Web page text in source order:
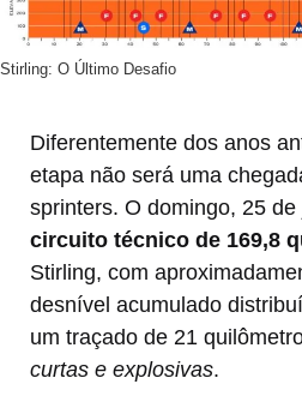
Stirling: O Último Desafio
Diferentemente dos anos
etapa não será uma
sprinters. O domingo, 25
circuito técnico de 169,8
Stirling, com
desnível acumulado
um traçado de 21
curtas e explosivas.